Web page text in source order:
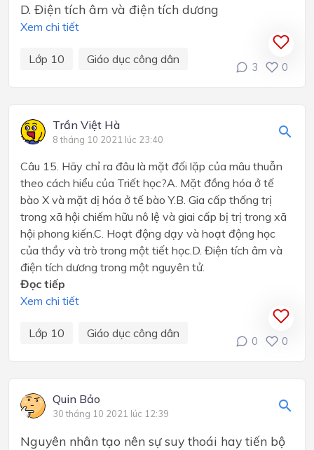
D. Điện tích âm và điện tích dương
Xem chi tiết
Lớp 10 Giáo dục công dân
3 0
Trần Việt Hà
8 tháng 10 2021 lúc 23:40
Câu 15. Hãy chỉ ra đâu là mặt đối lặp của mâu thuẫn
theo cách hiểu của Triết học?A. Mặt đồng hóa ở tế
bào X và mặt dị hóa ở tế bào Y.B. Gia cấp thống trị
trong xã hội chiếm hữu nô lệ và giai cấp bị trị trong xã
hội phong kiến.C. Hoạt động dạy và hoạt động học
của thầy và trò trong một tiết học.D. Điện tích âm và
điện tích dương trong một nguyên tử.
Đọc tiếp
Xem chi tiết
Lớp 10 Giáo dục công dân
0 0
Quin Bảo
30 tháng 10 2021 lúc 12:39
Nguyên nhân tạo nên sự suy thoái hay tiến bộ